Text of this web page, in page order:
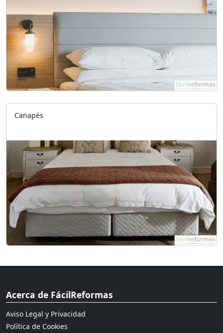
Canapés
Acerca de FácilReformas
Aviso Legal y Privacidad
Política de Cookies